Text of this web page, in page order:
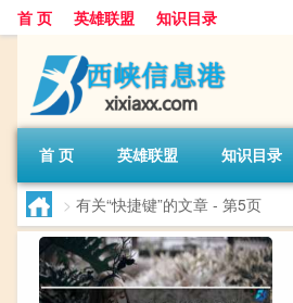
首 页 英雄联盟 知识目录
首 页 英雄联盟 知识目录
> 有关“快捷键”的文章 - 第5页